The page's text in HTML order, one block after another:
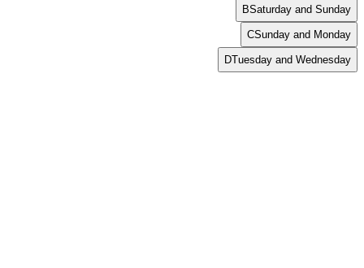
BSaturday and Sunday
CSunday and Monday
DTuesday and Wednesday